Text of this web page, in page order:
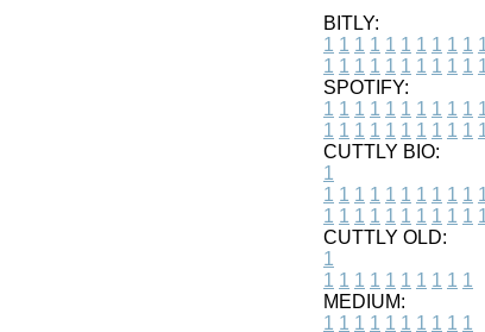
BITLY:
1 1 1 1 1 1 1 1 1 1
1 1 1 1 1 1 1 1 1 1
SPOTIFY:
1 1 1 1 1 1 1 1 1 1
1 1 1 1 1 1 1 1 1 1
CUTTLY BIO:
1
1 1 1 1 1 1 1 1 1 1
1 1 1 1 1 1 1 1 1 1
CUTTLY OLD:
1
1 1 1 1 1 1 1 1 1 1
MEDIUM:
1 1 1 1 1 1 1 1 1 1